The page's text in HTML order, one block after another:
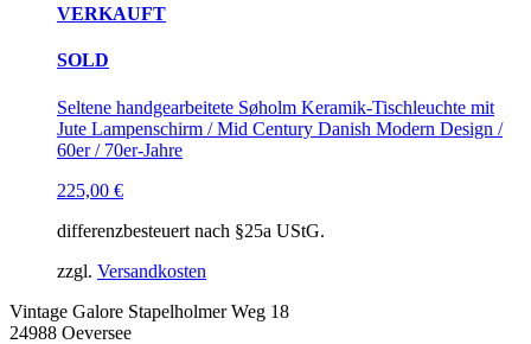
VERKAUFT
SOLD
Seltene handgearbeitete Søholm Keramik-Tischleuchte mit
Jute Lampenschirm / Mid Century Danish Modern Design /
60er / 70er-Jahre
225,00 €
differenzbesteuert nach §25a UStG.
zzgl. Versandkosten
Vintage Galore Stapelholmer Weg 18
24988 Oeversee